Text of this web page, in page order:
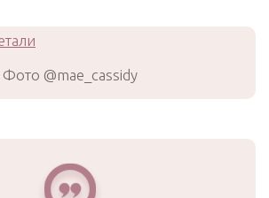
Фото @mae_cassidy